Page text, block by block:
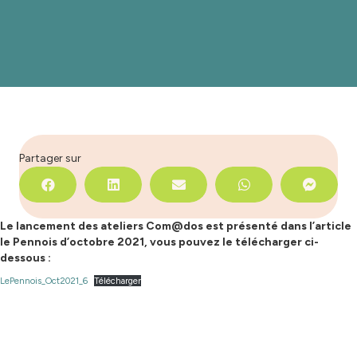
Partager sur
Le lancement des ateliers Com@dos est présenté dans l’article
le Pennois d’octobre 2021, vous pouvez le télécharger ci-
dessous :
LePennois_Oct2021_6 Télécharger